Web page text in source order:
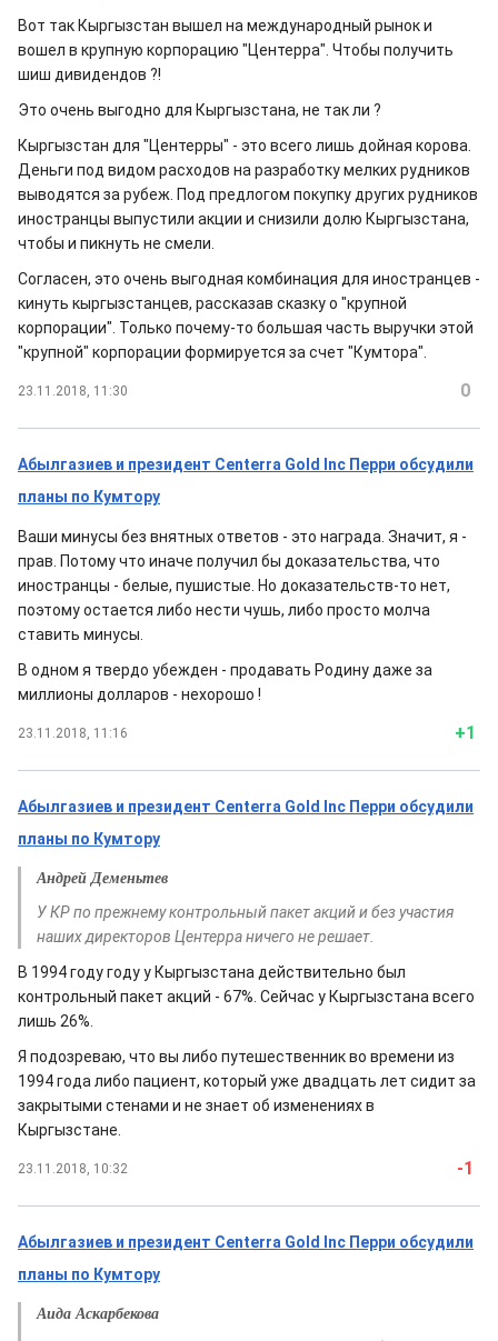
Вот так Кыргызстан вышел на международный рынок и
вошел в крупную корпорацию "Центерра". Чтобы получить
шиш дивидендов ?!
Это очень выгодно для Кыргызстана, не так ли ?
Кыргызстан для "Центерры" - это всего лишь дойная корова.
Деньги под видом расходов на разработку мелких рудников
выводятся за рубеж. Под предлогом покупку других рудников
иностранцы выпустили акции и снизили долю Кыргызстана,
чтобы и пикнуть не смели.
Согласен, это очень выгодная комбинация для иностранцев -
кинуть кыргызстанцев, рассказав сказку о "крупной
корпорации". Только почему-то большая часть выручки этой
"крупной" корпорации формируется за счет "Кумтора".
23.11.2018, 11:30 0
Абылгазиев и президент Centerra Gold Inc Перри обсудили
планы по Кумтору
Ваши минусы без внятных ответов - это награда. Значит, я -
прав. Потому что иначе получил бы доказательства, что
иностранцы - белые, пушистые. Но доказательств-то нет,
поэтому остается либо нести чушь, либо просто молча
ставить минусы.
В одном я твердо убежден - продавать Родину даже за
миллионы долларов - нехорошо !
23.11.2018, 11:16 +1
Абылгазиев и президент Centerra Gold Inc Перри обсудили
планы по Кумтору
Андрей Деменьтев
У КР по прежнему контрольный пакет акций и без участия
наших директоров Центерра ничего не решает.
В 1994 году году у Кыргызстана действительно был
контрольный пакет акций - 67%. Сейчас у Кыргызстана всего
лишь 26%.
Я подозреваю, что вы либо путешественник во времени из
1994 года либо пациент, который уже двадцать лет сидит за
закрытыми стенами и не знает об изменениях в
Кыргызстане.
23.11.2018, 10:32 -1
Абылгазиев и президент Centerra Gold Inc Перри обсудили
планы по Кумтору
Аида Аскарбекова